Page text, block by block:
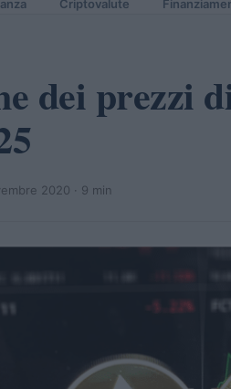
Criptovalute
dei prezzi
2020 · 9 min